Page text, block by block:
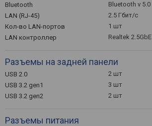
Bluetooth
Bluetooth v 5.0
LAN (RJ-45)
2.5 Гбит/с
Кол-во LAN-портов
1 шт
LAN контроллер
Realtek 2.5GbE
Разъемы на задней панели
USB 2.0
2 шт
USB 3.2 gen1
3 шт
USB 3.2 gen2
2 шт
Разъемы питания